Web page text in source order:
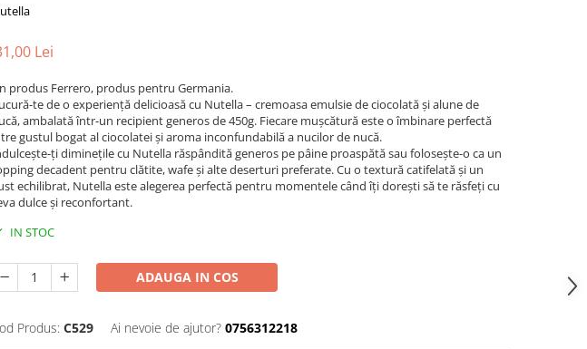
Lei
produs Ferrero, produs pentru Germania.
te de o experiență delicioasă cu Nutella – cremoasa emulsie de ciocolată și alune de
ambalată într-un recipient generos de 450g. Fiecare mușcătură este o îmbinare perfectă
gustul bogat al ciocolatei și aroma inconfundabilă a nucilor de nucă.
ți diminețile cu Nutella răspândită generos pe pâine proaspătă sau folosește-o ca un
decadent pentru clătite, wafe și alte deserturi preferate. Cu o textură catifelată și un
echilibrat, Nutella este alegerea perfectă pentru momentele când îți dorești să te răsfeți cu
dulce și reconfortant.
IN STOC
ADAUGA IN COS
Produs: C529 Ai nevoie de ajutor? 0756312218